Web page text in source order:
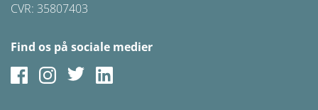
CVR: 35807403
Find os på sociale medier
FacebookInstagram
Twitter